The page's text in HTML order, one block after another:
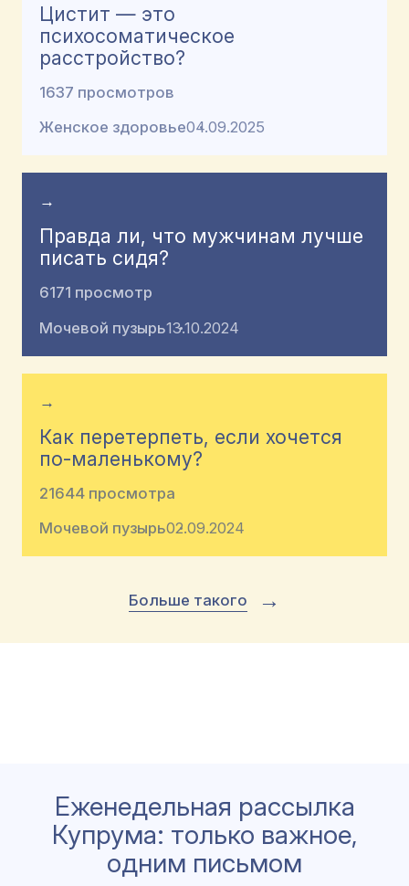
Цистит — это
психосоматическое
расстройство?
1637 просмотров
Женское здоровье04.09.2025
→
Правда ли, что мужчинам лучше
писать сидя?
6171 просмотр
Мочевой пузырь13.10.2024
→
Как перетерпеть, если хочется
по-маленькому?
21644 просмотра
Мочевой пузырь02.09.2024
Больше такого →
Еженедельная рассылка
Купрума: только важное,
одним письмом